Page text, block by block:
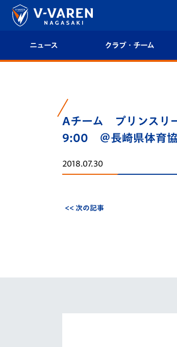
ニュース クラブ・チーム
クラブ概要
選手プロフィール
スタッフプロフィール
Aチーム プリンスリ
9:00 ＠長崎県体育協
2018.07.30
<< 次の記事